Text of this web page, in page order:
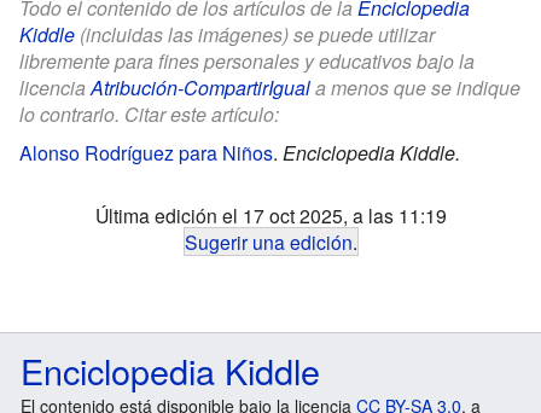
Todo el contenido de los artículos de la Enciclopedia
Kiddle (incluidas las imágenes) se puede utilizar
libremente para fines personales y educativos bajo la
licenciaAtribución-CompartirIguala menos que se indique
lo contrario. Citar este artículo:
Alonso Rodríguez para Niños. Enciclopedia Kiddle.
Última edición el 17 oct 2025, a las 11:19
Sugerir una edición.
Enciclopedia Kiddle
El contenido está disponible bajo la licencia CC BY-SA 3.0, a